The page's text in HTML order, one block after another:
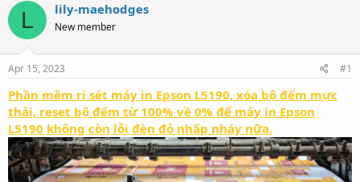
d
t
a
r
e
r
d
a
e
L lily-maehodges
New member
Apr 15, 2023 #1
Phần mềm ri sét máy in Epson L5190, xóa bộ đếm mực
thải, reset bộ đếm từ 100% về 0% để máy in Epson
L5190 không còn lỗi đèn đỏ nhấp nháy nữa.